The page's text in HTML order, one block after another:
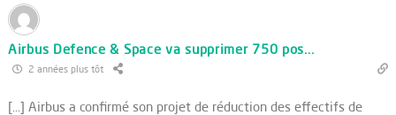
Airbus Defence & Space va supprimer 750 pos...
2 années plus tôt
[…] Airbus a confirmé son projet de réduction des effectifs de